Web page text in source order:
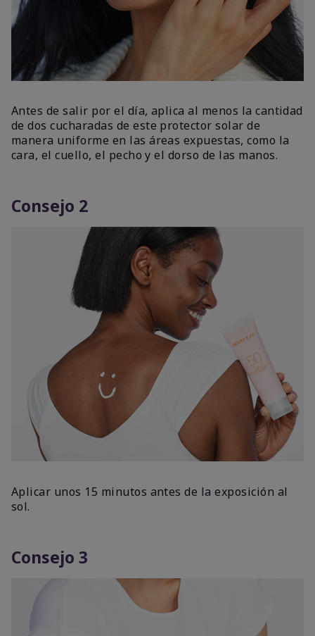
Antes de salir por el día, aplica al menos la cantidad
de dos cucharadas de este protector solar de
manera uniforme en las áreas expuestas, como la
cara, el cuello, el pecho y el dorso de las manos.
Consejo 2
Aplicar unos 15 minutos antes de la exposición al
sol.
Consejo 3